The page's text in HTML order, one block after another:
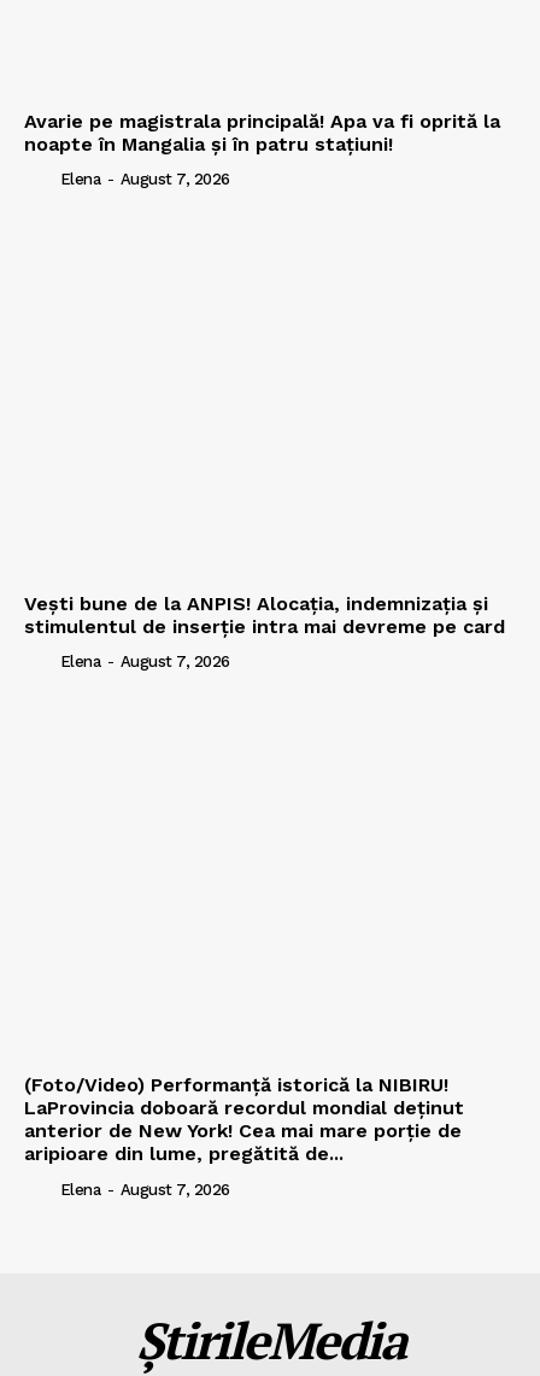
Avarie pe magistrala principală! Apa va fi oprită la
noapte în Mangalia și în patru stațiuni!
Elena - August 7, 2026
Vești bune de la ANPIS! Alocația, indemnizația și
stimulentul de inserție intra mai devreme pe card
Elena - August 7, 2026
(Foto/Video) Performanță istorică la NIBIRU!
LaProvincia doboară recordul mondial deținut
anterior de New York! Cea mai mare porție de
aripioare din lume, pregătită de...
Elena - August 7, 2026
ȘtirileMedia